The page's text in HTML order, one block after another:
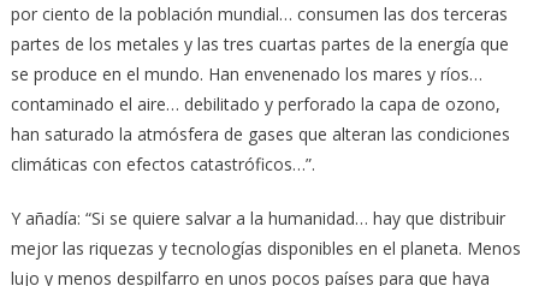
por ciento de la población mundial… consumen las dos terceras
partes de los metales y las tres cuartas partes de la energía que
se produce en el mundo. Han envenenado los mares y ríos…
contaminado el aire… debilitado y perforado la capa de ozono,
han saturado la atmósfera de gases que alteran las condiciones
climáticas con efectos catastróficos…”.
Y añadía: “Si se quiere salvar a la humanidad… hay que distribuir
mejor las riquezas y tecnologías disponibles en el planeta. Menos
lujo y menos despilfarro en unos pocos países para que haya